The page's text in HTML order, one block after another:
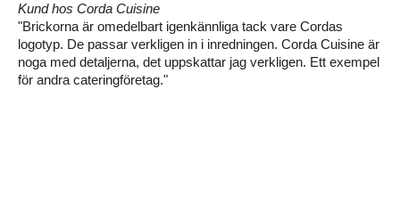
Kund hos Corda Cuisine
"Brickorna är omedelbart igenkännliga tack vare Cordas
logotyp. De passar verkligen in i inredningen. Corda Cuisine är
noga med detaljerna, det uppskattar jag verkligen. Ett exempel
för andra cateringföretag."